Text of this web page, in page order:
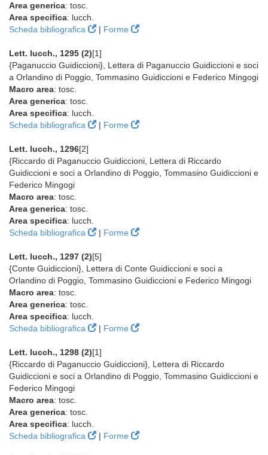
Area generica: tosc.
Area specifica: lucch.
Scheda bibliografica
| Forme
Lett. lucch., 1295 (2)[1]
{Paganuccio Guidiccioni}, Lettera di Paganuccio Guidiccioni e soci
a Orlandino di Poggio, Tommasino Guidiccioni e Federico Mingogi
Macro area: tosc.
Area generica: tosc.
Area specifica: lucch.
Scheda bibliografica
| Forme
Lett. lucch., 1296[2]
{Riccardo di Paganuccio Guidiccioni, Lettera di Riccardo
Guidiccioni e soci a Orlandino di Poggio, Tommasino Guidiccioni e
Federico Mingogi
Macro area: tosc.
Area generica: tosc.
Area specifica: lucch.
Scheda bibliografica
| Forme
Lett. lucch., 1297 (2)[5]
{Conte Guidiccioni}, Lettera di Conte Guidiccioni e soci a
Orlandino di Poggio, Tommasino Guidiccioni e Federico Mingogi
Macro area: tosc.
Area generica: tosc.
Area specifica: lucch.
Scheda bibliografica
| Forme
Lett. lucch., 1298 (2)[1]
{Riccardo di Paganuccio Guidiccioni}, Lettera di Riccardo
Guidiccioni e soci a Orlandino di Poggio, Tommasino Guidiccioni e
Federico Mingogi
Macro area: tosc.
Area generica: tosc.
Area specifica: lucch.
Scheda bibliografica
| Forme